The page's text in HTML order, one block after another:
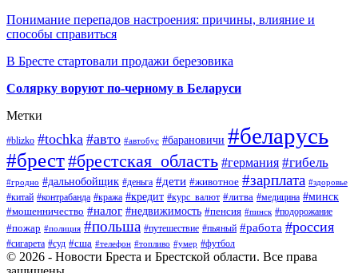
Понимание перепадов настроения: причины, влияние и
способы справиться
В Бресте стартовали продажи березовика
Солярку воруют по-черному в Беларуси
Метки
#blizko #tochka #авто #автобус #барановичи #беларусь
#брест#брестская_область #германия #гибель
#гродно #дальнобойщик #деньга #дети #животное #зарплата #здоровье
#китай #контрабанда #кража #кредит #курс_валют #литва #медицина #минск
#мошенничество #налог #недвижимость #пенсия #пинск #подорожание
#пожар #полиция #польша #путешествие #пьяный #работа #россия
#сигарета #суд #сша #телефон #топливо #умер #футбол
© 2026 - Новости Бреста и Брестской области. Все права